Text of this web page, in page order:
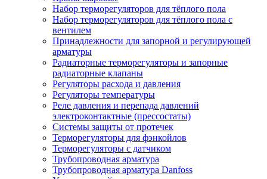
Набор терморегуляторов для тёплого пола
Набор терморегуляторов для тёплого пола с
вентилем
Принадлежности для запорной и регулирующей
арматуры
Радиаторные терморегуляторы и запорные
радиаторные клапаны
Регуляторы расхода и давления
Регуляторы температуры
Реле давления и перепада давлений
электроконтактные (прессостаты)
Системы защиты от протечек
Терморегуляторы для фэнкойлов
Терморегуляторы с датчиком
Трубопроводная арматура
Трубопроводная арматура Danfoss